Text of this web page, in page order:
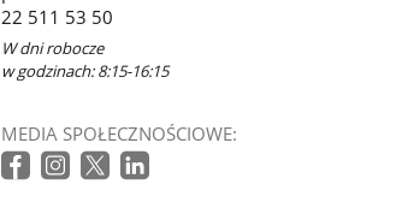
22 511 53 50
W dni robocze
w godzinach: 8:15-16:15
MEDIA SPOŁECZNOŚCIOWE: